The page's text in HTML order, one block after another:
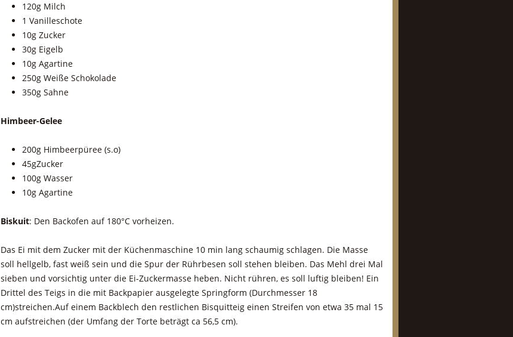
120g Milch
1 Vanilleschote
10g Zucker
30g Eigelb
10g Agartine
250g Weiße Schokolade
350g Sahne
Himbeer-Gelee
200g Himbeerpüree (s.o)
45gZucker
100g Wasser
10g Agartine
Biskuit: Den Backofen auf 180°C vorheizen.
Das Ei mit dem Zucker mit der Küchenmaschine 10 min lang schaumig schlagen. Die Masse
soll hellgelb, fast weiß sein und die Spur der Rührbesen soll stehen bleiben. Das Mehl drei Mal
sieben und vorsichtig unter die Ei-Zuckermasse heben. Nicht rühren, es soll luftig bleiben! Ein
Drittel des Teigs in die mit Backpapier ausgelegte Springform (Durchmesser 18
cm)streichen.Auf einem Backblech den restlichen Bisquitteig einen Streifen von etwa 35 mal 15
cm aufstreichen (der Umfang der Torte beträgt ca 56,5 cm).